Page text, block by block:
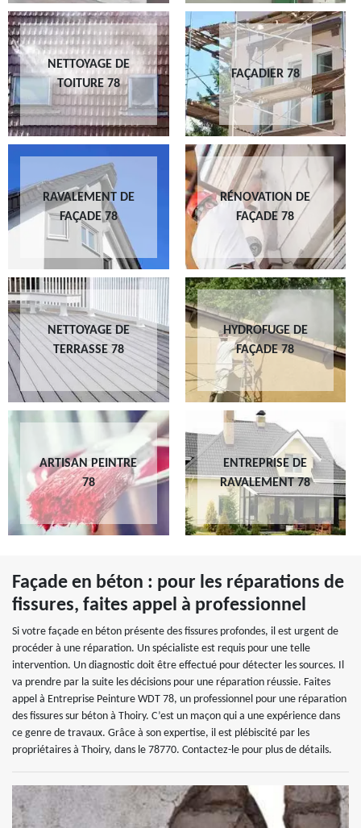
NETTOYAGE DE
TOITURE 78
FAÇADIER 78
RAVALEMENT DE
FAÇADE 78
RÉNOVATION DE
FAÇADE 78
NETTOYAGE DE
TERRASSE 78
HYDROFUGE DE
FAÇADE 78
ARTISAN PEINTRE
78
ENTREPRISE DE
RAVALEMENT 78
Façade en béton : pour les réparations de
fissures, faites appel à professionnel
Si votre façade en béton présente des fissures profondes, il est urgent de
procéder à une réparation. Un spécialiste est requis pour une telle
intervention. Un diagnostic doit être effectué pour détecter les sources. Il
va prendre par la suite les décisions pour une réparation réussie. Faites
appel à Entreprise Peinture WDT 78, un professionnel pour une réparation
des fissures sur béton à Thoiry. C’est un maçon qui a une expérience dans
ce genre de travaux. Grâce à son expertise, il est plébiscité par les
propriétaires à Thoiry, dans le 78770. Contactez-le pour plus de détails.